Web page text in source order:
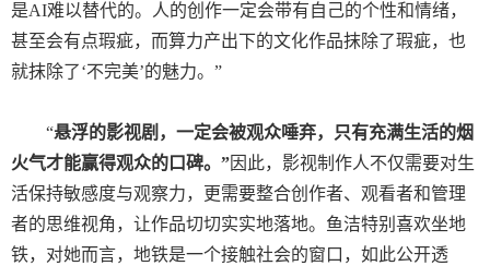
是AI难以替代的。人的创作一定会带有自己的个性和情绪，
甚至会有点瑕疵，而算力产出下的文化作品抹除了瑕疵，也
就抹除了‘不完美’的魅力。”
“悬浮的影视剧，一定会被观众唾弃，只有充满生活的烟
火气才能赢得观众的口碑。”因此，影视制作人不仅需要对生
活保持敏感度与观察力，更需要整合创作者、观看者和管理
者的思维视角，让作品切切实实地落地。鱼洁特别喜欢坐地
铁，对她而言，地铁是一个接触社会的窗口，如此公开透